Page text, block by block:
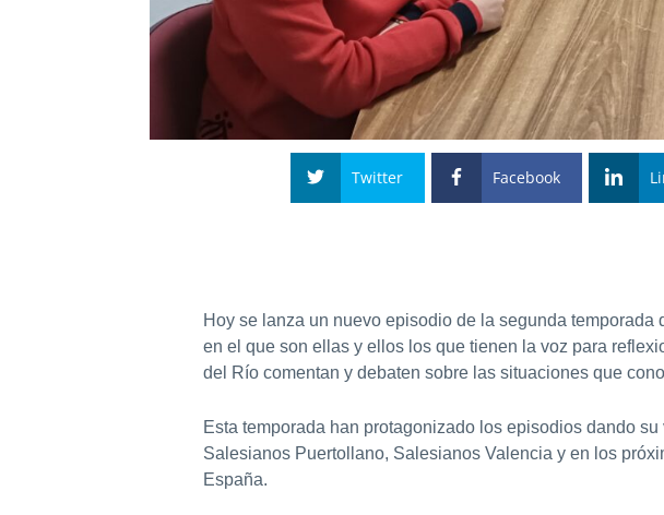
Twitter Facebook
Hoy se lanza un nuevo episodio de la segunda temporada
en el que son ellas y ellos los que tienen la voz para
del Río comentan y debaten sobre las situaciones que
Esta temporada han protagonizado los episodios dando
Salesianos Puertollano, Salesianos Valencia y en los
España.